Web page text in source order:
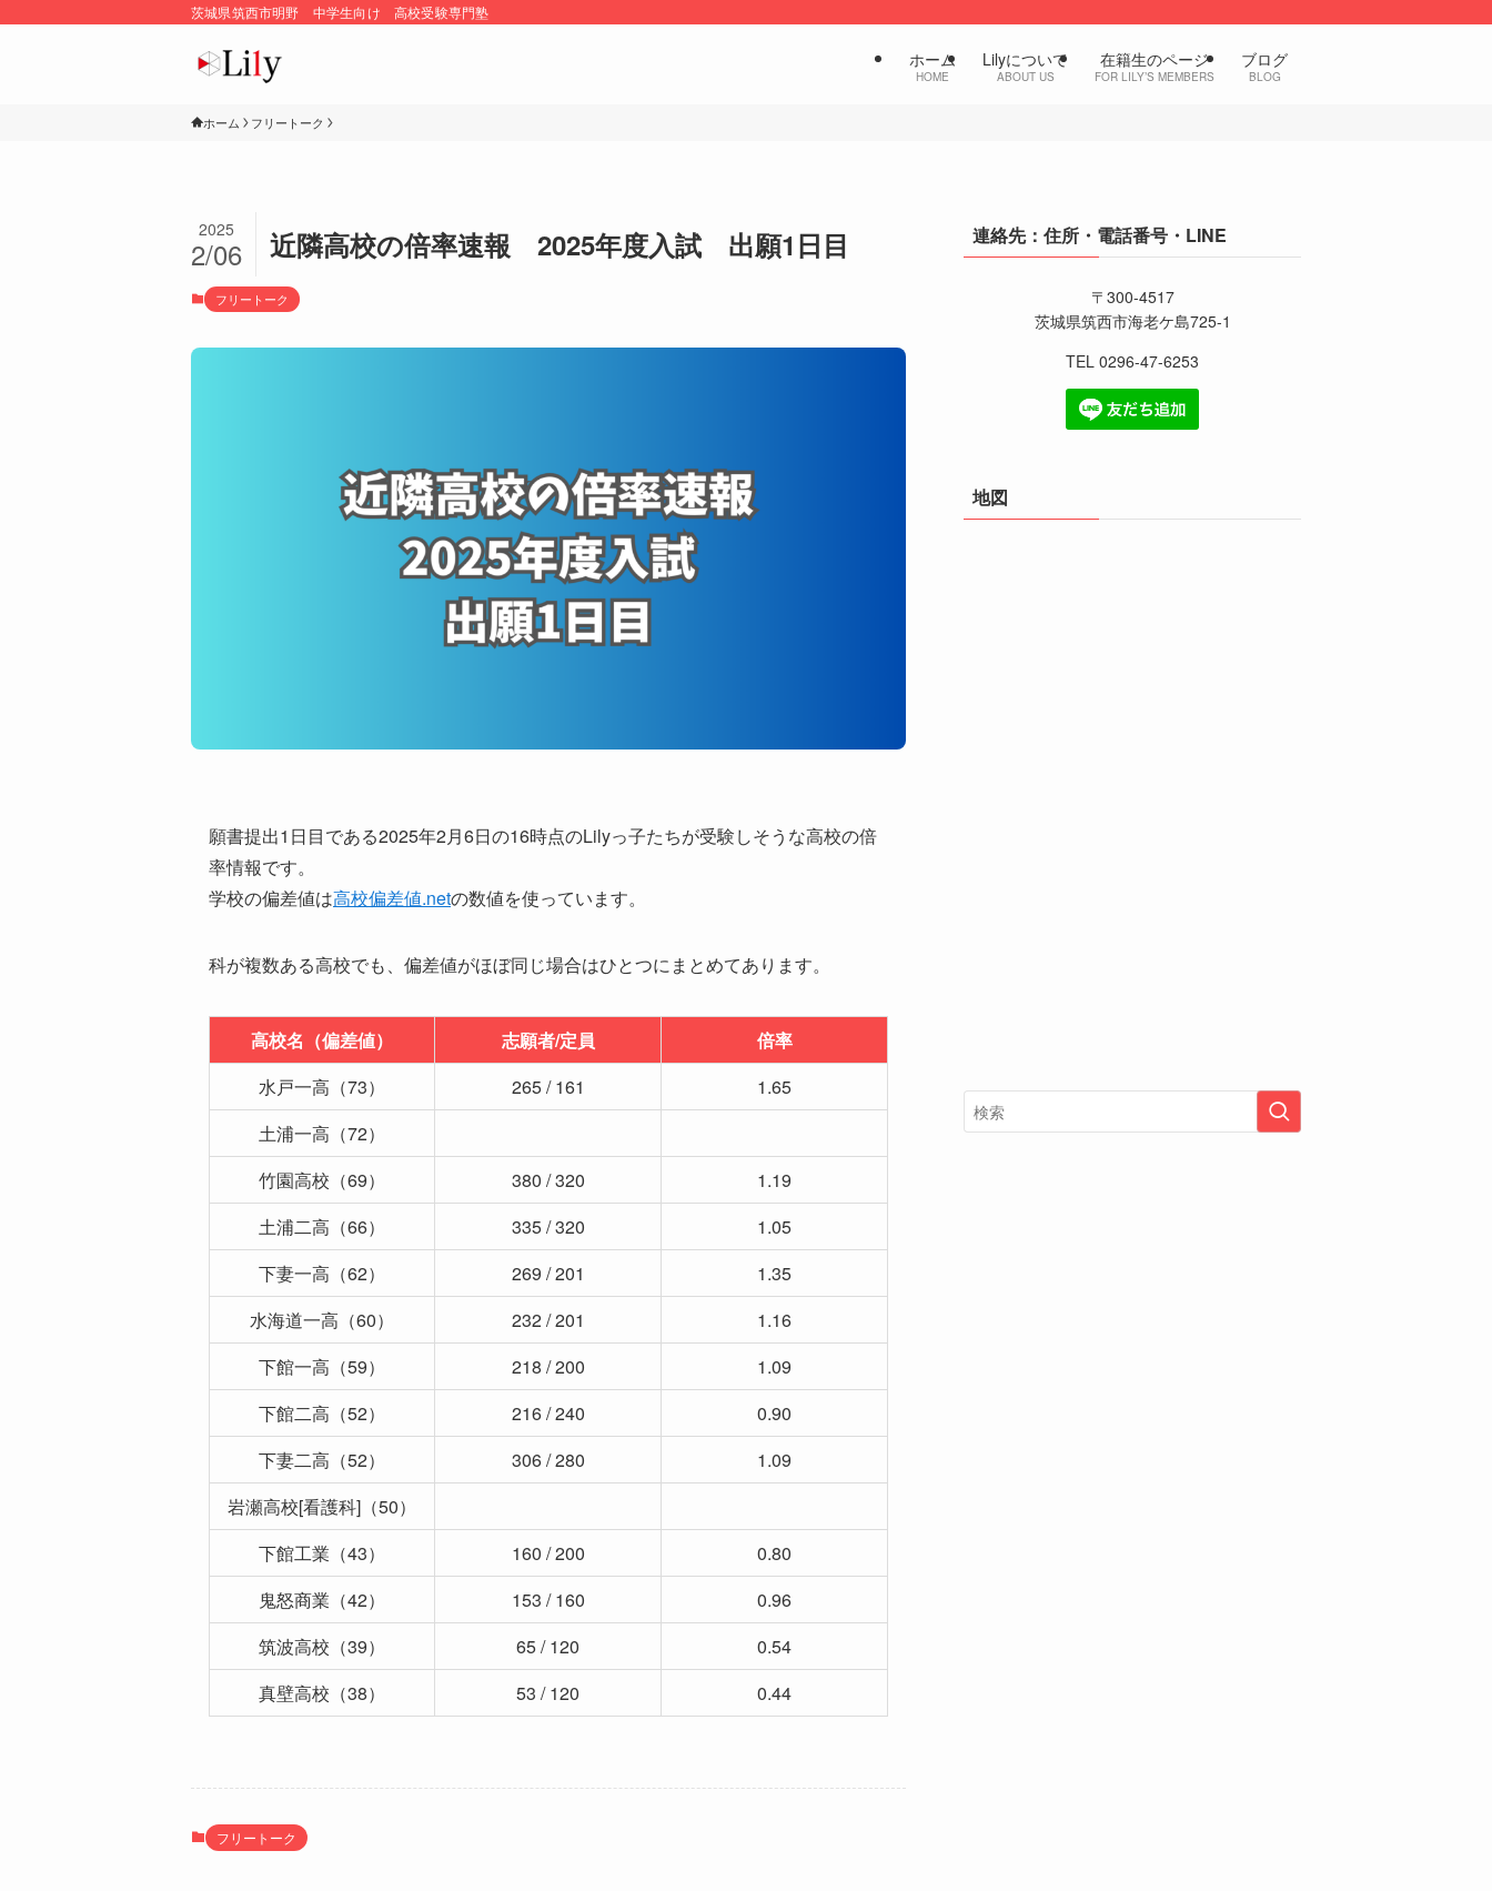
茨城県筑西市明野 中学生向け 高校受験専門塾
ホーム
HOME
Lilyについて
ABOUT US
在籍生のページ
FOR LILY’S MEMBERS
ブログ
BLOG
ホーム フリートーク
近隣高校の倍率速報 2025年度入試 出願1日目
2025
2/06
フリートーク
願書提出1日目である2025年2月6日の16時点のLilyっ子たちが受験しそうな高校の倍
率情報です。
学校の偏差値は高校偏差値.netの数値を使っています。
科が複数ある高校でも、偏差値がほぼ同じ場合はひとつにまとめてあります。
高校名（偏差値） 志願者/定員
倍率
水戸一高（73）
265 / 161
1.65
土浦一高（72）
竹園高校（69）
380 / 320
1.19
土浦二高（66）
335 / 320
1.05
下妻一高（62）
269 / 201
1.35
水海道一高（60）
232 / 201
1.16
下館一高（59）
218 / 200
1.09
下館二高（52）
216 / 240
0.90
下妻二高（52）
306 / 280
1.09
岩瀬高校[看護科]（50）
下館工業（43）
160 / 200
0.80
鬼怒商業（42）
153 / 160
0.96
筑波高校（39）
65 / 120
0.54
真壁高校（38）
53 / 120 0.44
フリートーク
連絡先：住所・電話番号・LINE
〒300-4517
茨城県筑西市海老ケ島725-1
TEL 0296-47-6253
地図